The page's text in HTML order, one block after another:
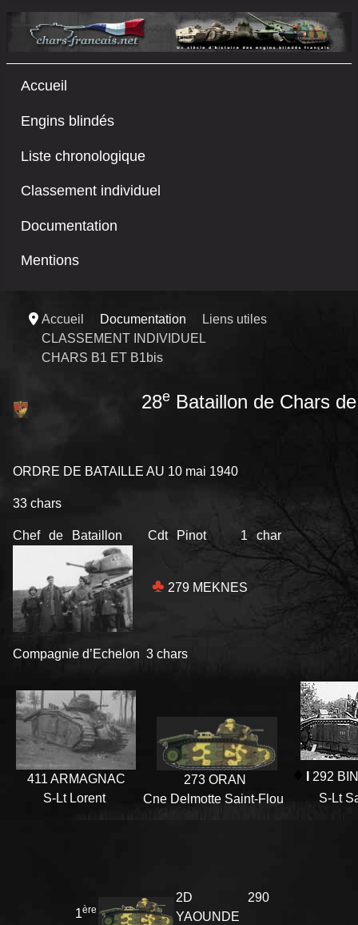
Accueil
Engins blindés
Liste chronologique
Classement individuel
Documentation
Mentions
Accueil Documentation
Liens utiles
CLASSEMENT INDIVIDUEL
CHARS B1 ET B1bis
28e Bataillon de Chars
ORDRE DE BATAILLE AU 10 mai 1940
33 chars
Chef de Bataillon Cdt Pinot 1 char
♣ 279 MEKNES
Compagnie d’Echelon 3 chars
411 ARMAGNAC
S-Lt Lorent
273 ORAN
Cne Delmotte Saint-Flou
292
S-Lt
1ère
2D 290
YAOUNDE